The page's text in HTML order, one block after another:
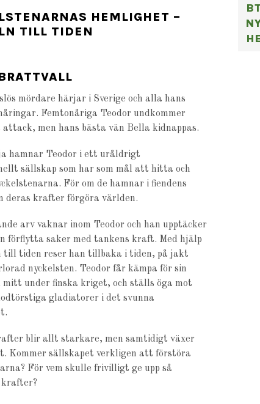
HEMLIGHET –
TILL TIDEN
mördare härjar i Sverige och alla hans
Femtonåriga Teodor undkommer
attack, men hans bästa vän Bella kidnappas.
hamnar Teodor i ett uråldrigt
sällskap som har som mål att hitta och
För om de hamnar i fiendens
deras krafter förgöra världen.
arv vaknar inom Teodor och han upptäcker
förflytta saker med tankens kraft. Med hjälp
till tiden reser han tillbaka i tiden, på jakt
nyckelsten. Teodor får kämpa för sin
mitt under finska kriget, och ställs öga mot
gladiatorer i det svunna
blir allt starkare, men samtidigt växer
Kommer sällskapet verkligen att förstöra
För vem skulle frivilligt ge upp så
krafter?